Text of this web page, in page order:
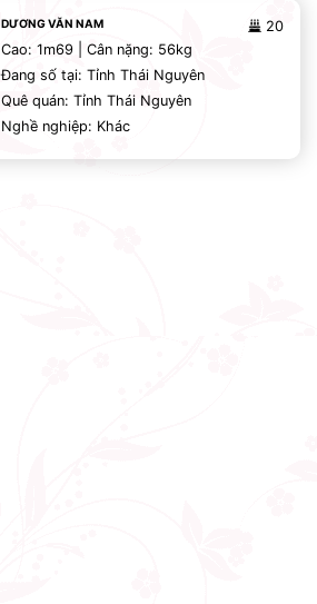
20
DƯƠNG VĂN NAM
Cao: 1m69 | Cân nặng: 56kg
Đang số tại: Tỉnh Thái Nguyên
Quê quán: Tỉnh Thái Nguyên
Nghề nghiệp: Khác